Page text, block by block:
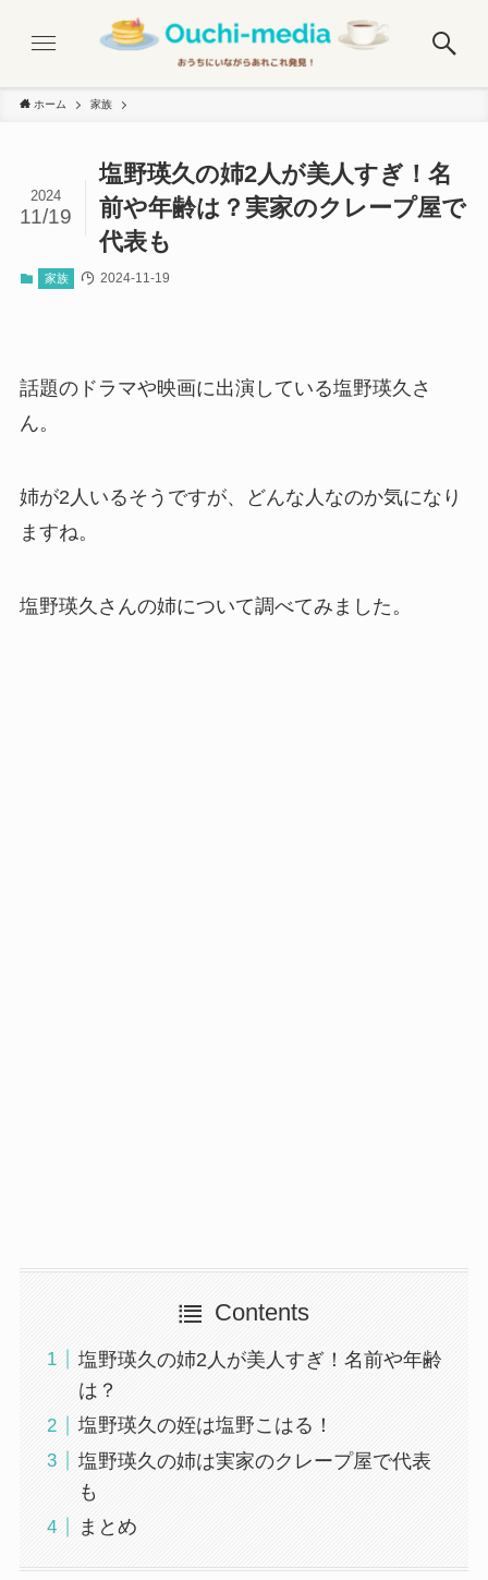
ホーム 家族
塩野瑛久の姉2人が美人すぎ！名
前や年齢は？実家のクレープ屋で
代表も
2024
11/19
家族 2024-11-19
話題のドラマや映画に出演している塩野瑛久さ
ん。
姉が2人いるそうですが、どんな人なのか気になり
ますね。
塩野瑛久さんの姉について調べてみました。
Contents
塩野瑛久の姉2人が美人すぎ！名前や年齢
は？
塩野瑛久の姪は塩野こはる！
塩野瑛久の姉は実家のクレープ屋で代表
も
まとめ